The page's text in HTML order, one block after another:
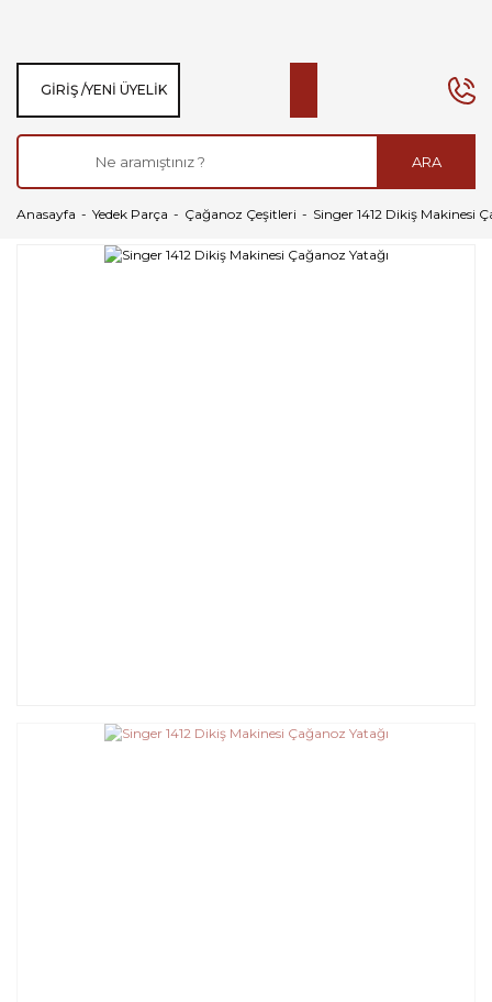
ARA
GIRIŞ /YENI ÜYELIK
Anasayfa Yedek Parça Çağanoz Çeşitleri Singer 1412 Dikiş Makinesi